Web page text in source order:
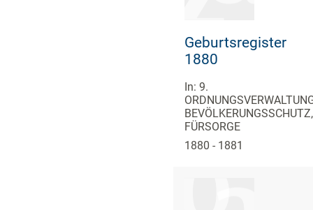
Geburtsregister
1880
In: 9.
BEVÖLKERUNGSSCHUTZ,
FÜRSORGE
1880 - 1881